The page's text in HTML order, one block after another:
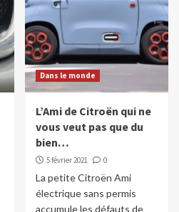
Dans le monde
L’Ami de Citroën qui ne
vous veut pas que du
bien…
5 février 2021 0
La petite Citroën Ami
électrique sans permis
accumule les défauts de